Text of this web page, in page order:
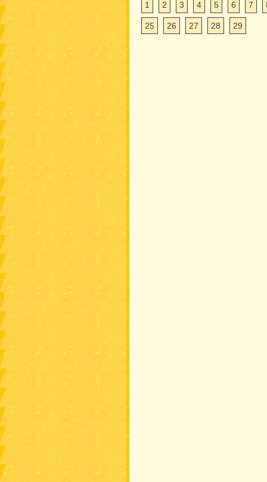
1 2 3 4 5 6 7
25 26 27 28 29